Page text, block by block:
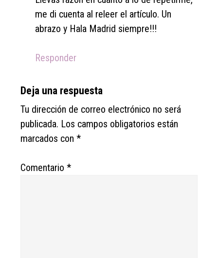
me di cuenta al releer el artículo. Un
abrazo y Hala Madrid siempre!!!
Responder
Deja una respuesta
Tu dirección de correo electrónico no será
publicada. Los campos obligatorios están
marcados con*
Comentario*